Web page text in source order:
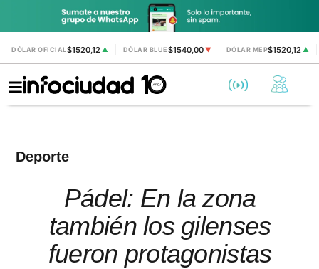
DÓLAR OFICIAL$1520,12 ▲ DÓLAR BLUE$1540,00 ▼ DÓLAR MEP$1520,12 ▲
Deporte
Pádel: En la zona
también los gilenses
fueron protagonistas